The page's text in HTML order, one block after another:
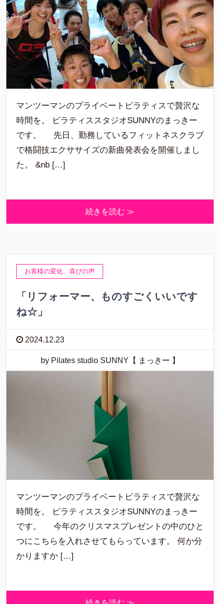
マンツーマンのプライベートピラティスで贅沢な
時間を。 ピラティススタジオSUNNYのまっきー
です。 先日、勤務しているフィットネスクラブ
で格闘技エクササイズの新曲発表会を開催しまし
た。 &nb […]
続きを読む ≫
お客様の変化、喜びの声
「リフォーマー、ものすごくいいです
ね☆」
2024.12.23
by Pilates studio SUNNY【 まっきー 】
マンツーマンのプライベートピラティスで贅沢な
時間を。 ピラティススタジオSUNNYのまっきー
です。 今年のクリスマスプレゼントの中のひと
つにこちらを入れさせてもらっています。 何か分
かりますか […]